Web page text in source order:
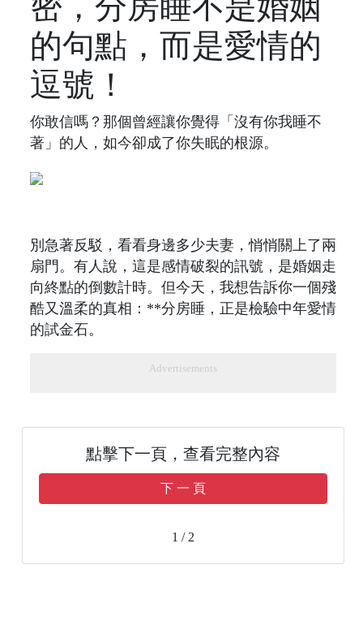
的句點，而是愛情的
逗號！
你敢信嗎？那個曾經讓你覺得「沒有你我睡不
著」的人，如今卻成了你失眠的根源。
別急著反駁，看看身邊多少夫妻，悄悄關上了兩
扇門。有人說，這是感情破裂的訊號，是婚姻走
向終點的倒數計時。但今天，我想告訴你一個殘
酷又溫柔的真相：**分房睡，正是檢驗中年愛情
的試金石。
Advertisements
點擊下一頁，查看完整內容
下 一 頁
1 / 2